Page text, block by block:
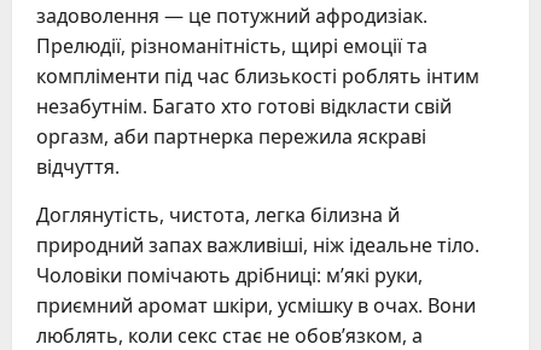
задоволення — це потужний афродизіак.
Прелюдії, різноманітність, щирі емоції та
компліменти під час близькості роблять інтим
незабутнім. Багато хто готові відкласти свій
оргазм, аби партнерка пережила яскраві
відчуття.
Доглянутість, чистота, легка білизна й
природний запах важливіші, ніж ідеальне тіло.
Чоловіки помічають дрібниці: м’які руки,
приємний аромат шкіри, усмішку в очах. Вони
люблять, коли секс стає не обов’язком, а